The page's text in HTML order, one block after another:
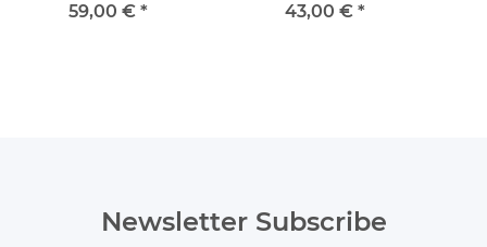
59,00 € *
43,00 € *
Newsletter Subscribe